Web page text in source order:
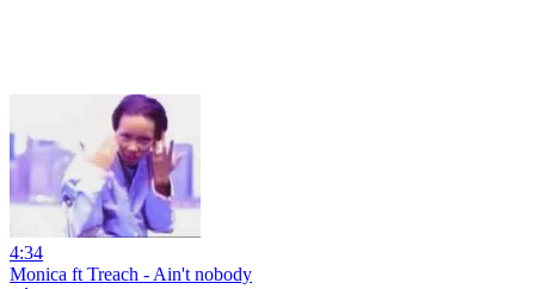
4:34
Monica ft Treach - Ain't nobody